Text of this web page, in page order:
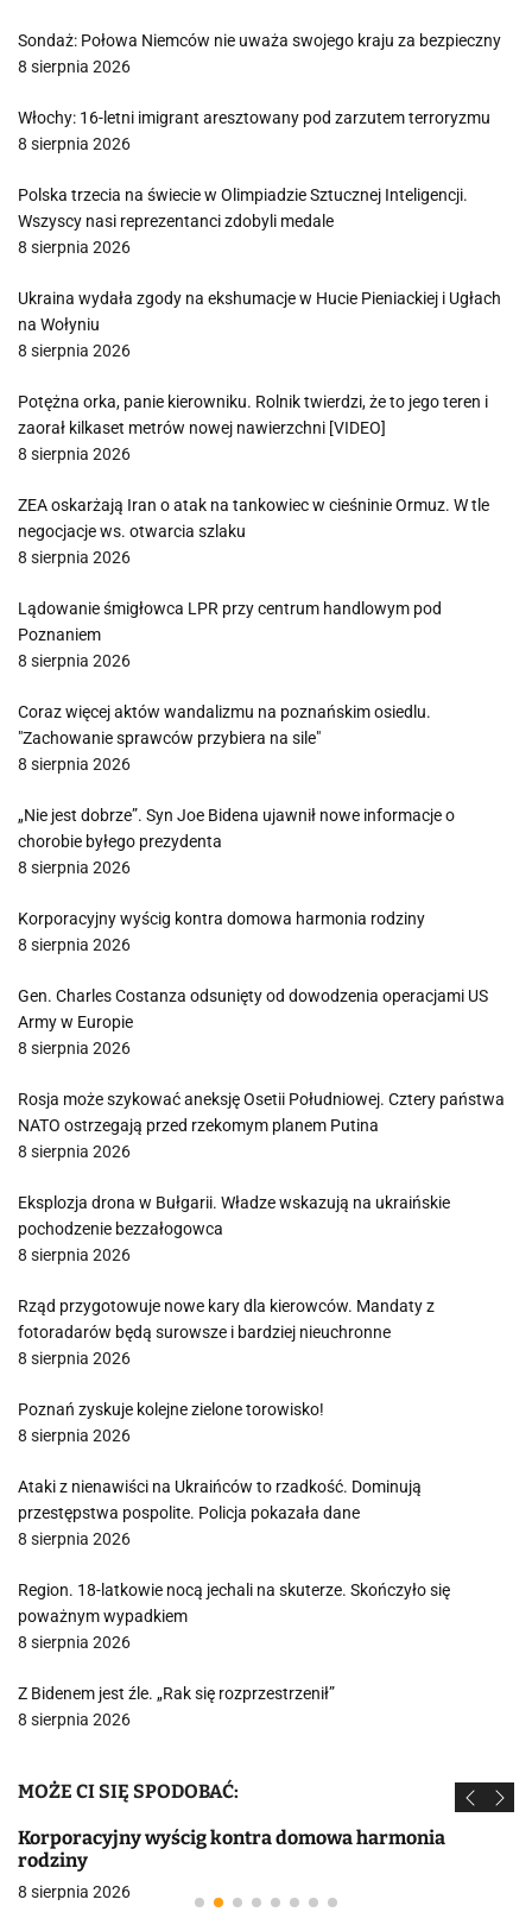
Sondaż: Połowa Niemców nie uważa swojego kraju za bezpieczny
8 sierpnia 2026
Włochy: 16-letni imigrant aresztowany pod zarzutem terroryzmu
8 sierpnia 2026
Polska trzecia na świecie w Olimpiadzie Sztucznej Inteligencji.
Wszyscy nasi reprezentanci zdobyli medale
8 sierpnia 2026
Ukraina wydała zgody na ekshumacje w Hucie Pieniackiej i Ugłach
na Wołyniu
8 sierpnia 2026
Potężna orka, panie kierowniku. Rolnik twierdzi, że to jego teren i
zaorał kilkaset metrów nowej nawierzchni [VIDEO]
8 sierpnia 2026
ZEA oskarżają Iran o atak na tankowiec w cieśninie Ormuz. W tle
negocjacje ws. otwarcia szlaku
8 sierpnia 2026
Lądowanie śmigłowca LPR przy centrum handlowym pod
Poznaniem
8 sierpnia 2026
Coraz więcej aktów wandalizmu na poznańskim osiedlu.
"Zachowanie sprawców przybiera na sile"
8 sierpnia 2026
„Nie jest dobrze”. Syn Joe Bidena ujawnił nowe informacje o
chorobie byłego prezydenta
8 sierpnia 2026
Korporacyjny wyścig kontra domowa harmonia rodziny
8 sierpnia 2026
Gen. Charles Costanza odsunięty od dowodzenia operacjami US
Army w Europie
8 sierpnia 2026
Rosja może szykować aneksję Osetii Południowej. Cztery państwa
NATO ostrzegają przed rzekomym planem Putina
8 sierpnia 2026
Eksplozja drona w Bułgarii. Władze wskazują na ukraińskie
pochodzenie bezzałogowca
8 sierpnia 2026
Rząd przygotowuje nowe kary dla kierowców. Mandaty z
fotoradarów będą surowsze i bardziej nieuchronne
8 sierpnia 2026
Poznań zyskuje kolejne zielone torowisko!
8 sierpnia 2026
Ataki z nienawiści na Ukraińców to rzadkość. Dominują
przestępstwa pospolite. Policja pokazała dane
8 sierpnia 2026
Region. 18-latkowie nocą jechali na skuterze. Skończyło się
poważnym wypadkiem
8 sierpnia 2026
Z Bidenem jest źle. „Rak się rozprzestrzenił”
8 sierpnia 2026
MOŻE CI SIĘ SPODOBAĆ:
Korporacyjny wyścig kontra domowa harmonia
rodziny
8 sierpnia 2026